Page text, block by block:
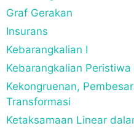
Graf Gerakan
Insurans
Kebarangkalian I
Kebarangkalian Peristiwa
Kekongruenan,
Transformasi
Ketaksamaan Linear